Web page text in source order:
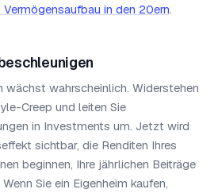
in den 20ern.
wächst wahrscheinlich. Widerstehen
Creep und leiten Sie
in Investments um. Jetzt wird
sichtbar, die Renditen Ihres
beginnen, Ihre jährlichen Beiträge
Sie ein Eigenheim kaufen,